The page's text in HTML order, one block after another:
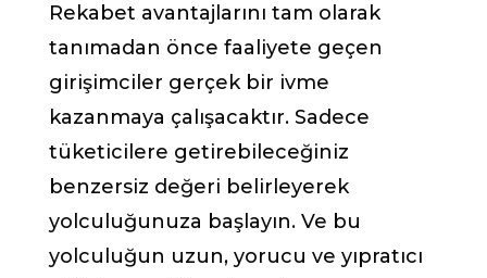
Rekabet avantajlarını tam olarak
tanımadan önce faaliyete geçen
girişimciler gerçek bir ivme
kazanmaya çalışacaktır. Sadece
tüketicilere getirebileceğiniz
benzersiz değeri belirleyerek
yolculuğunuza başlayın. Ve bu
yolculuğun uzun, yorucu ve yıpratıcı